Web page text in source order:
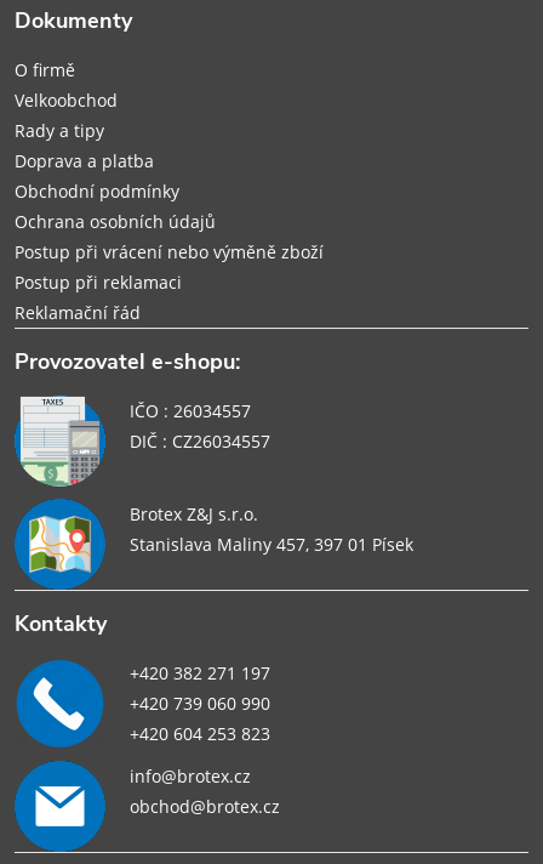
Dokumenty
O firmě
Velkoobchod
Rady a tipy
Doprava a platba
Obchodní podmínky
Ochrana osobních údajů
Postup při vrácení nebo výměně zboží
Postup při reklamaci
Reklamační řád
Provozovatel e-shopu:
IČO : 26034557
DIČ : CZ26034557
Brotex Z&J s.r.o.
Stanislava Maliny 457, 397 01 Písek
Kontakty
+420 382 271 197
+420 739 060 990
+420 604 253 823
info@brotex.cz
obchod@brotex.cz